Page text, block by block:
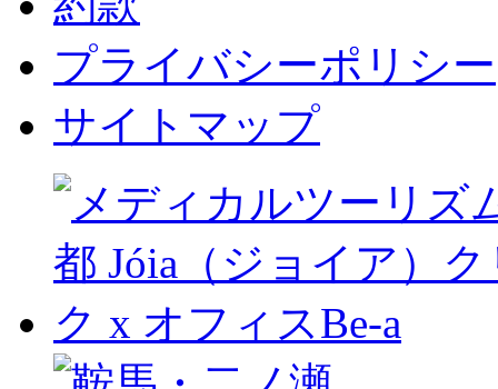
プライバシーポリシー
サイトマップ